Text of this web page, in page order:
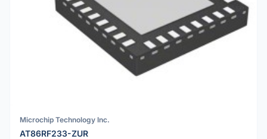
Microchip Technology Inc.
AT86RF233-ZUR